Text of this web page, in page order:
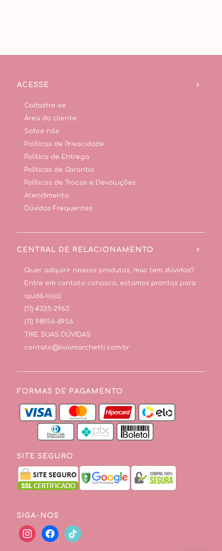
ACESSE
Cadastre-se
Área do cliente
Sobre nós
Políticas de Privacidade
Política de Entrega
Políticas de Garantia
Políticas de Trocas e Devoluções
Atendimento
Dúvidas Frequentes
CENTRAL DE RELACIONAMENTO
Quer adquirir nossos produtos, mas tem dúvidas?
Entre em contato conosco, estamos prontos para
ajudá-lo(a).
(11) 4325-2963
(11) 98956-8956
TIRE SUAS DÚVIDAS
contato@liviamarchetti.com.br
FORMAS DE PAGAMENTO
SITE SEGURO
SIGA-NOS